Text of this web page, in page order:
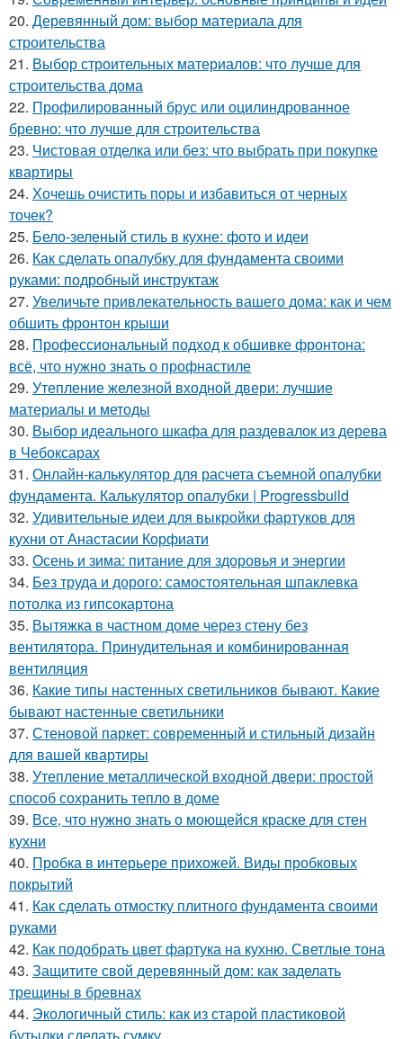
20. Деревянный дом: выбор материала для
строительства
21. Выбор строительных материалов: что лучше для
строительства дома
22. Профилированный брус или оцилиндрованное
бревно: что лучше для строительства
23. Чистовая отделка или без: что выбрать при покупке
квартиры
24. Хочешь очистить поры и избавиться от черных
точек?
25. Бело-зеленый стиль в кухне: фото и идеи
26. Как сделать опалубку для фундамента своими
руками: подробный инструктаж
27. Увеличьте привлекательность вашего дома: как и чем
обшить фронтон крыши
28. Профессиональный подход к обшивке фронтона:
всё, что нужно знать о профнастиле
29. Утепление железной входной двери: лучшие
материалы и методы
30. Выбор идеального шкафа для раздевалок из дерева
в Чебоксарах
31. Онлайн-калькулятор для расчета съемной опалубки
фундамента. Калькулятор опалубки | Progressbuild
32. Удивительные идеи для выкройки фартуков для
кухни от Анастасии Корфиати
33. Осень и зима: питание для здоровья и энергии
34. Без труда и дорого: самостоятельная шпаклевка
потолка из гипсокартона
35. Вытяжка в частном доме через стену без
вентилятора. Принудительная и комбинированная
вентиляция
36. Какие типы настенных светильников бывают. Какие
бывают настенные светильники
37. Стеновой паркет: современный и стильный дизайн
для вашей квартиры
38. Утепление металлической входной двери: простой
способ сохранить тепло в доме
39. Все, что нужно знать о моющейся краске для стен
кухни
40. Пробка в интерьере прихожей. Виды пробковых
покрытий
41. Как сделать отмостку плитного фундамента своими
руками
42. Как подобрать цвет фартука на кухню. Светлые тона
43. Защитите свой деревянный дом: как заделать
трещины в бревнах
44. Экологичный стиль: как из старой пластиковой